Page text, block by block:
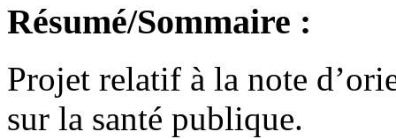
Résumé/Sommaire :
Projet relatif à la note
sur la santé publique.